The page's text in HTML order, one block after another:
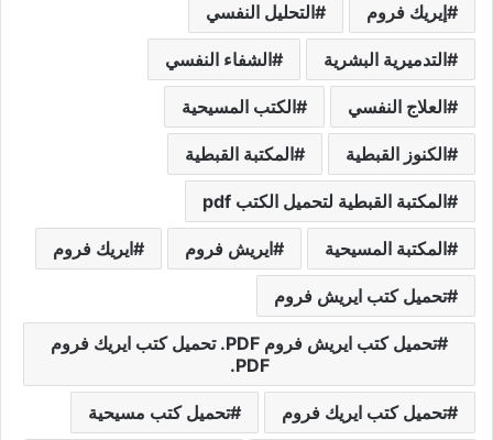
إيريك فروم التحليل النفسي
التدميرية البشرية الشفاء النفسي
العلاج النفسي الكتب المسيحية
الكنوز القبطية المكتبة القبطية
المكتبة القبطية لتحميل الكتب pdf
المكتبة المسيحية ايريش فروم ايريك فروم
تحميل كتب ايريش فروم
تحميل كتب ايريش فروم PDF. تحميل كتب ايريك فروم
PDF.
تحميل كتب ايريك فروم تحميل كتب مسيحية